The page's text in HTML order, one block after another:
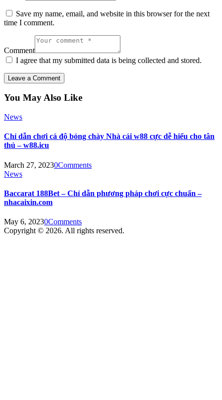
Save my name, email, and website in this browser for the next
time I comment.
Comment
I agree that my submitted data is being collected and stored.
You May Also Like
News
Chỉ dẫn chơi cá độ bóng chày Nhà cái w88 cực dễ hiểu cho tân
thủ – w88.icu
March 27, 20230Comments
News
Baccarat 188Bet – Chỉ dẫn phương pháp chơi cực chuẩn –
nhacaixin.com
May 6, 20230Comments
Copyright © 2026. All rights reserved.